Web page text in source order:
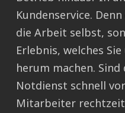
Kundenservice.
die Arbeit selbst,
Erlebnis, welches
herum machen.
Notdienst schnell
Mitarbeiter